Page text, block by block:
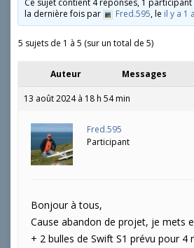
Ce sujet contient 4 réponses, 1
la dernière fois par
Fred.595, le il y a 1
5 sujets de 1 à 5 (sur un total de 5)
Auteur Messages
13 août 2024 à 18 h 54 min
Fred.595
Participant
Bonjour à tous,
Cause abandon de projet, je mets
+ 2 bulles de Swift S1 prévu pour 4